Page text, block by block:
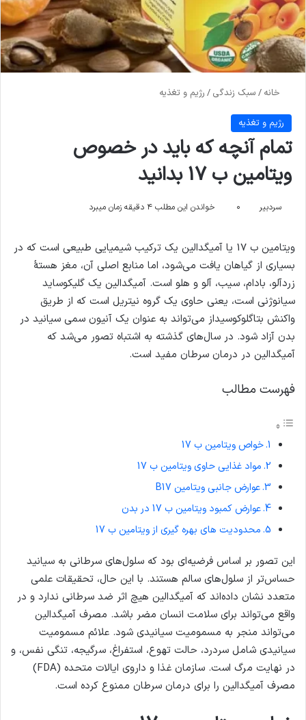
خانه / سبک زندگی / رژیم و تغذیه
رژیم و تغذیه
تمام آنچه که باید در خصوص
ویتامین ب 17 بدانید
سردبیر ۰ خواندن این مطلب ۴ دقیقه زمان میبرد
ویتامین ب 17 یا آمیگدالین یک ترکیب شیمیایی طبیعی است که در
بسیاری از گیاهان یافت می‌شود، اما منابع اصلی آن، مغز هستهٔ
زردآلو، بادام، سیب، آلو و هلو است. آمیگدالین یک گلیکوساید
سیانوژنی است، یعنی حاوی یک گروه نیتریل است که از طریق
واکنش بتاگلوکوسیداز می‌تواند به عنوان یک آنیون سمی سیانید در
بدن آزاد شود. در سال‌های گذشته به اشتباه تصور می‌شد که
آمیگدالین در درمان سرطان مفید است.
فهرست مطالب
خواص ویتامین ب 17
مواد غذایی حاوی ویتامین ب 17
عوارض جانبی ویتامین B17
عوارض کمبود ویتامین ب 17 در بدن
محدودیت های بهره گیری از ویتامین ب 17
این تصور بر اساس فرضیه‌ای بود که سلول‌های سرطانی به سیانید
حساس‌تر از سلول‌های سالم هستند. با این حال، تحقیقات علمی
متعدد نشان داده‌اند که آمیگدالین هیچ اثر ضد سرطانی ندارد و در
واقع می‌تواند برای سلامت انسان مضر باشد. مصرف آمیگدالین
می‌تواند منجر به مسمومیت سیانیدی شود. علائم مسمومیت
سیانیدی شامل سردرد، حالت تهوع، استفراغ، سرگیجه، تنگی نفس، و
در نهایت مرگ است. سازمان غذا و داروی ایالات متحده (FDA)
مصرف آمیگدالین را برای درمان سرطان ممنوع کرده است.